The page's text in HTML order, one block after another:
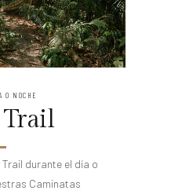
O NOCHE
Trail durante el día o
Caminatas